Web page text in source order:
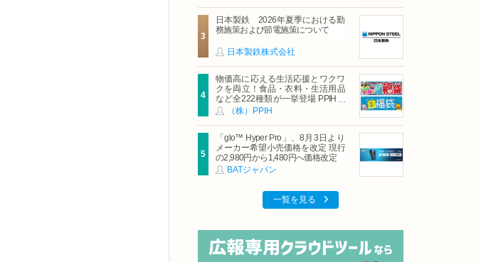
日本製鉄 2026年夏季における勤
務施策および節電施策について
日本製鉄株式会社
物価高に応える生活応援とワクワ
クを両立！食品・衣料・生活用品
など全222種類が一挙登場 PPIHグ
ループ「夏福袋」＆セール 8月6日
（株）PPIH
「glo™ Hyper Pro」、8月3日より
メーカー希望小売価格を改定 現行
の2,980円から1,480円へ価格改定
BATジャパン
一覧を見る